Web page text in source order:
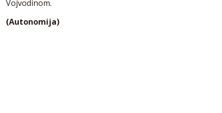
Vojvodinom.
(Autonomija)